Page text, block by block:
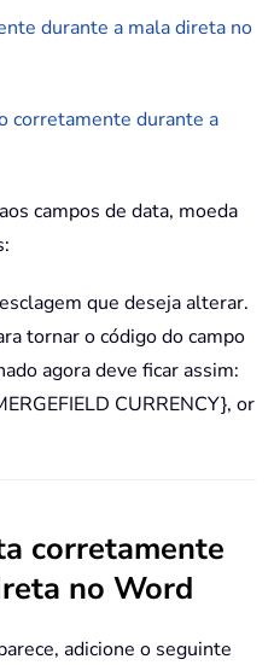
durante a mala direta no
corretamente durante a
campos de data, moeda
que deseja alterar.
tornar o código do campo
agora deve ficar assim:
CURRENCY}, or
corretamente
no Word
adicione o seguinte